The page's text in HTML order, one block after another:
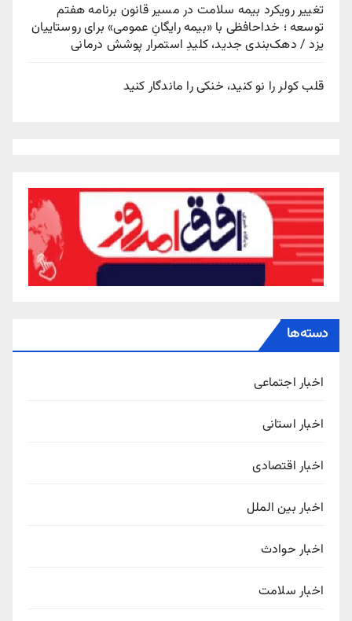
تغییر رویکرد بیمه سلامت در مسیر قانون برنامه هفتم
توسعه ؛ خداحافظی با «بیمه رایگانِ عمومی» برای روستاییان
یزد / دهک‌بندی جدید، کلیدِ استمرار پوشش درمانی
قلب کولر را نو کنید، خنکی را ماندگار کنید
دسته‌ها
اخبار اجتماعی
اخبار استانی
اخبار اقتصادی
اخبار بین الملل
اخبار حوادث
اخبار سلامت